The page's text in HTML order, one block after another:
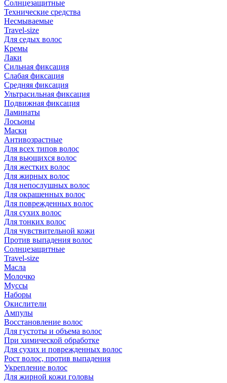
Солнцезащитные
Технические средства
Несмываемые
Travel-size
Для седых волос
Кремы
Лаки
Сильная фиксация
Слабая фиксация
Средняя фиксация
Ультрасильная фиксация
Подвижная фиксация
Ламинаты
Лосьоны
Маски
Антивозрастные
Для всех типов волос
Для вьющихся волос
Для жестких волос
Для жирных волос
Для непослушных волос
Для окрашенных волос
Для поврежденных волос
Для сухих волос
Для тонких волос
Для чувствительной кожи
Против выпадения волос
Солнцезащитные
Travel-size
Масла
Молочко
Муссы
Наборы
Окислители
Ампулы
Восстановление волос
Для густоты и объема волос
При химической обработке
Для сухих и поврежденных волос
Рост волос, против выпадения
Укрепление волос
Для жирной кожи головы